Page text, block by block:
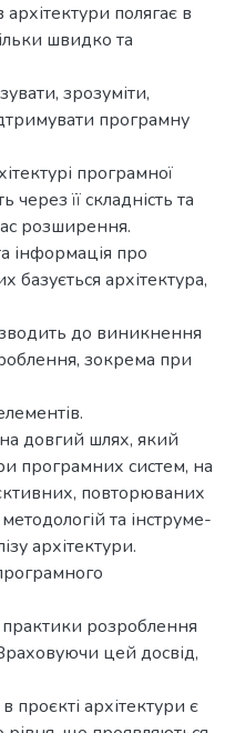
полягає в
швидко та
зрозуміти,
програмну
програмної
її складність та
розширення.
інформація про
базується архітектура,
до виникнення
зокрема при
довгий шлях, який
програмних систем, на
повторюваних
та інструме-
архітектури.
розроблення
цей досвід,
проєкті архітектури є